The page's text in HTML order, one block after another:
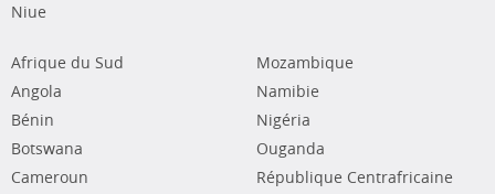
Niue
Afrique du Sud
Angola
Bénin
Botswana
Cameroun
Mozambique
Namibie
Nigéria
Ouganda
République Centrafricaine